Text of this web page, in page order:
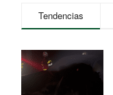
Tendencias